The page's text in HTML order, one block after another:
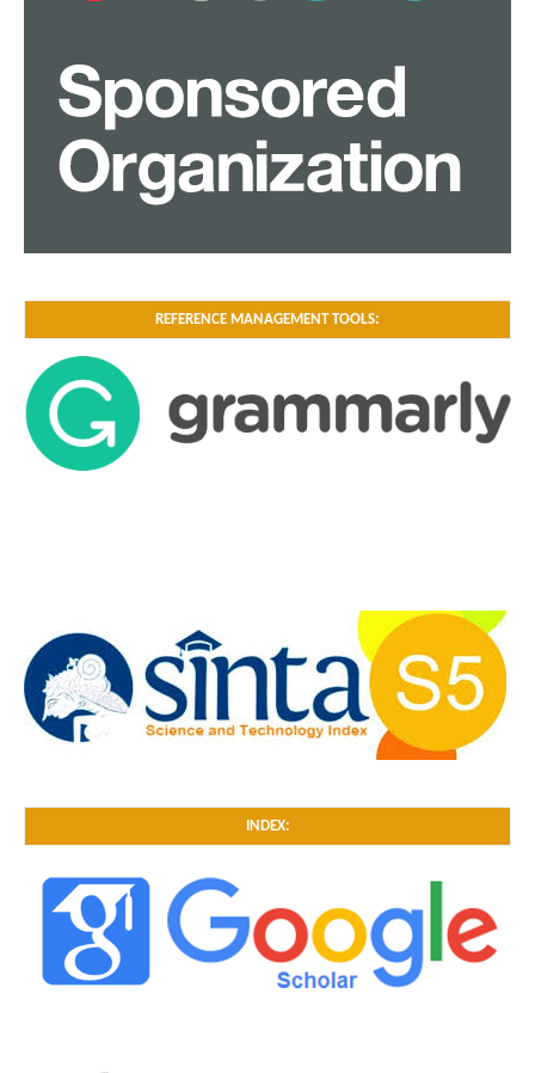
REFERENCE MANAGEMENT TOOLS:
INDEX: